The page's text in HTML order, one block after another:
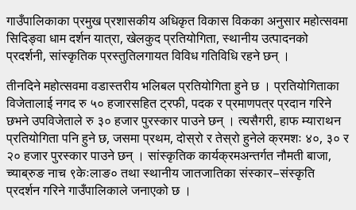
गाउँपालिकाका प्रमुख प्रशासकीय अधिकृत विकास विकका अनुसार महोत्सवमा
सिदिङ्वा धाम दर्शन यात्रा, खेलकुद प्रतियोगिता, स्थानीय उत्पादनको
प्रदर्शनी, सांस्कृतिक प्रस्तुतिलगायत विविध गतिविधि रहने छन् ।
तीनदिने महोत्सवमा वडास्तरीय भलिबल प्रतियोगिता हुने छ । प्रतियोगिताका
विजेतालाई नगद रु ५० हजारसहित ट्रफी, पदक र प्रमाणपत्र प्रदान गरिने
छभने उपविजेताले रु ३० हजार पुरस्कार पाउने छन् । त्यसैगरी, हाफ म्याराथन
प्रतियोगिता पनि हुने छ, जसमा प्रथम, दोस्रो र तेस्रो हुनेले क्रमशः ४०, ३० र
२० हजार पुरस्कार पाउने छन् । सांस्कृतिक कार्यक्रमअन्तर्गत नौमती बाजा,
च्याब्रुङ नाच ९केःलाङ० तथा स्थानीय जातजातिका संस्कार–संस्कृति
प्रदर्शन गरिने गाउँपालिकाले जनाएको छ ।